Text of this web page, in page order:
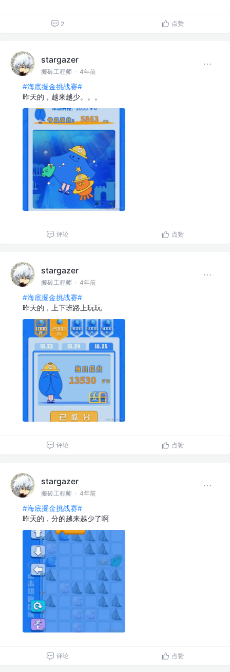
2 点赞
stargazer
搬砖工程师 · 4年前
#海底掘金挑战赛#
昨天的，越来越少。。。
评论 点赞
stargazer
搬砖工程师 · 4年前
#海底掘金挑战赛#
昨天的，上下班路上玩玩
评论 点赞
stargazer
搬砖工程师 · 4年前
#海底掘金挑战赛#
昨天的，分的越来越少了啊
评论 点赞